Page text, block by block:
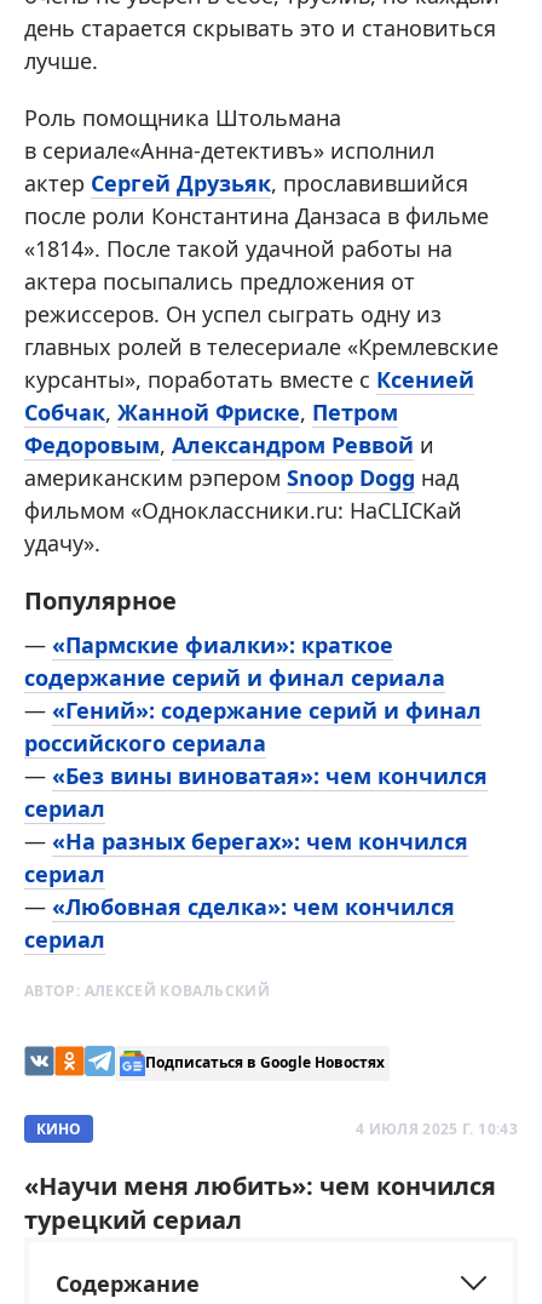
день старается скрывать это и становиться
лучше.
Роль помощника Штольмана
в сериале«Анна-детективъ» исполнил
актер Сергей Друзьяк, прославившийся
после роли Константина Данзаса в фильме
«1814». После такой удачной работы на
актера посыпались предложения от
режиссеров. Он успел сыграть одну из
главных ролей в телесериале «Кремлевские
курсанты», поработать вместе с Ксенией
Собчак, Жанной Фриске, Петром
Федоровым, Александром Реввой и
американским рэпером Snoop Dogg над
фильмом «Одноклассники.ru: НаCLICKай
удачу».
Популярное
— «Пармские фиалки»: краткое
содержание серий и финал сериала
— «Гений»: содержание серий и финал
российского сериала
— «Без вины виноватая»: чем кончился
сериал
— «На разных берегах»: чем кончился
сериал
— «Любовная сделка»: чем кончился
сериал
АВТОР: АЛЕКСЕЙ КОВАЛЬСКИЙ
Подписаться в Google Новостях
КИНО 4 ИЮЛЯ 2025 Г. 10:43
«Научи меня любить»: чем кончился
турецкий сериал
Содержание